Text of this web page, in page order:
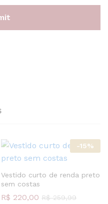
-15%
Vestido curto de renda preto
sem costas
R$ 220,00 R$259,99